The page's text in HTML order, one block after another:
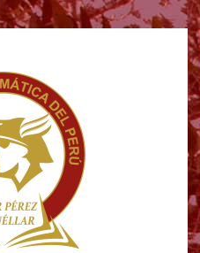
Entrar a